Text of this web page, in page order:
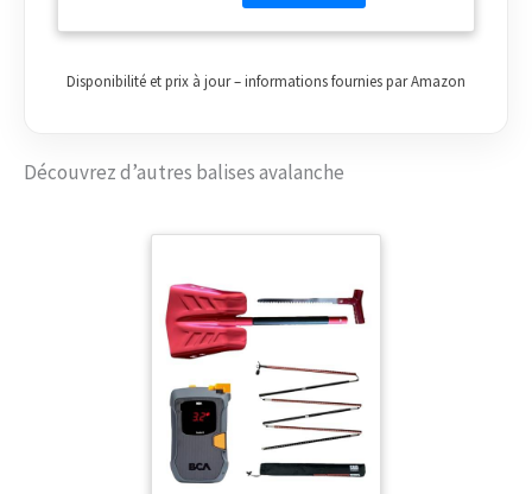
Disponibilité et prix à jour – informations fournies par Amazon
Découvrez d’autres balises avalanche